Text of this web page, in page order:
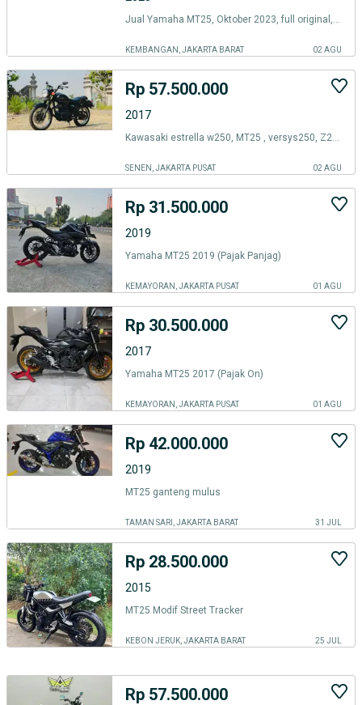
Jual Yamaha MT25, Oktober 2023, full original, pajak panjang.
KEMBANGAN, JAKARTA BARAT 02 AGU
Rp 57.500.000
2017
Kawasaki estrella w250, MT25 , versys250, Z250
SENEN, JAKARTA PUSAT 02 AGU
Rp 31.500.000
2019
Yamaha MT25 2019 (Pajak Panjag)
KEMAYORAN, JAKARTA PUSAT 01 AGU
Rp 30.500.000
2017
Yamaha MT25 2017 (Pajak On)
KEMAYORAN, JAKARTA PUSAT 01 AGU
Rp 42.000.000
2019
MT25 ganteng mulus
TAMAN SARI, JAKARTA BARAT 31 JUL
Rp 28.500.000
2015
MT25 Modif Street Tracker
KEBON JERUK, JAKARTA BARAT 25 JUL
Rp 57.500.000